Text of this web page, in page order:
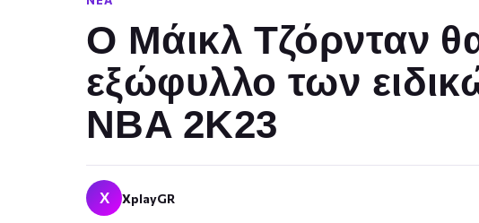
Ο Μάικλ Τζόρνταν
εξώφυλλο των
NBA 2K23
X XplayGR